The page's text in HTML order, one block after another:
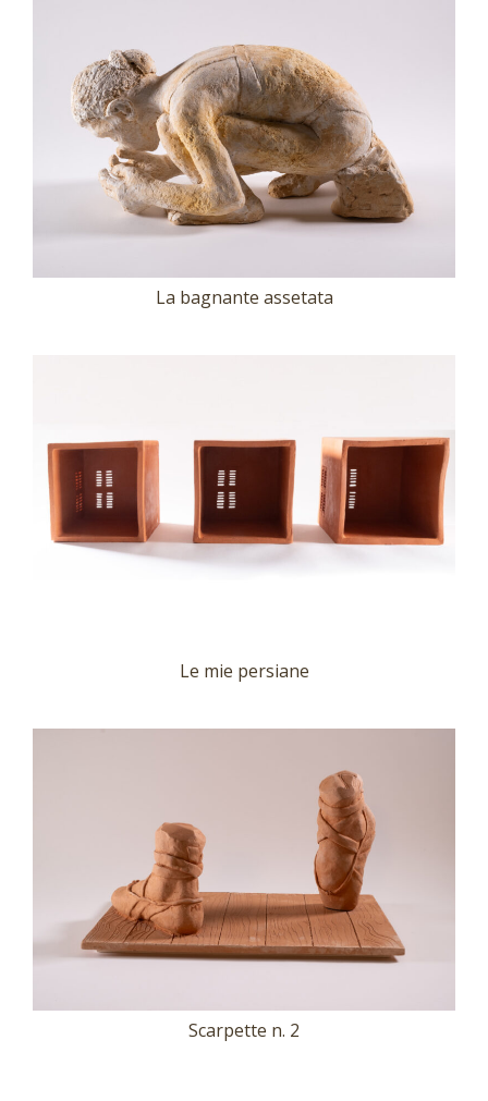
La bagnante assetata
Le mie persiane
Scarpette n. 2